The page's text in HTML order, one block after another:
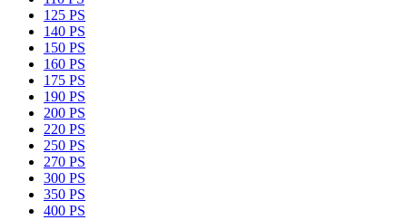
125 PS
140 PS
150 PS
160 PS
175 PS
190 PS
200 PS
220 PS
250 PS
270 PS
300 PS
350 PS
400 PS